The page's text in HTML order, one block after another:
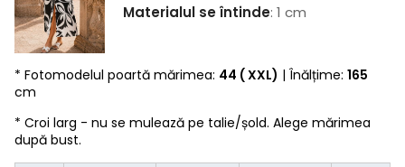
Materialul se întinde: 1 cm
* Fotomodelul poartă mărimea: 44 ( XXL) | Înălțime: 165
cm
* Croi larg - nu se mulează pe talie/șold. Alege mărimea
după bust.